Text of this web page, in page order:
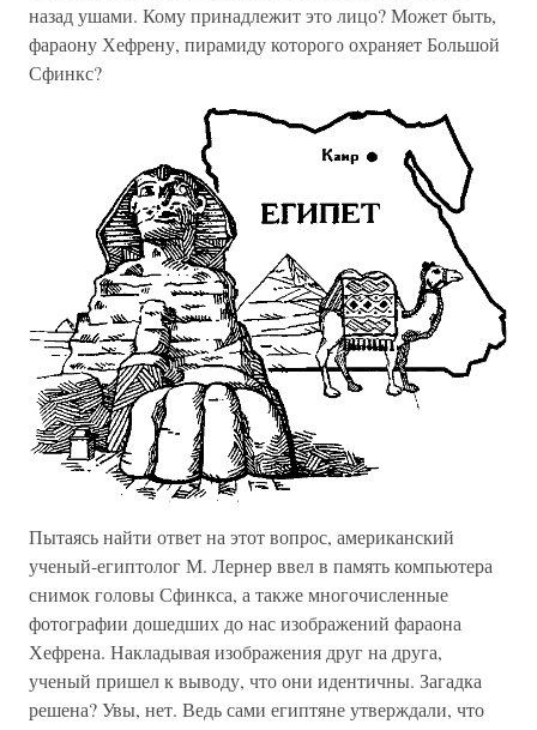
назад ушами. Кому принадлежит это лицо? Может быть,
фараону Хефрену, пирамиду которого охраняет Большой
Сфинкс?
Пытаясь найти ответ на этот вопрос, американский
ученый-египтолог М. Лернер ввел в память компьютера
снимок головы Сфинкса, а также многочисленные
фотографии дошедших до нас изображений фараона
Хефрена. Накладывая изображения друг на друга,
ученый пришел к выводу, что они идентичны. Загадка
решена? Увы, нет. Ведь сами египтяне утверждали, что